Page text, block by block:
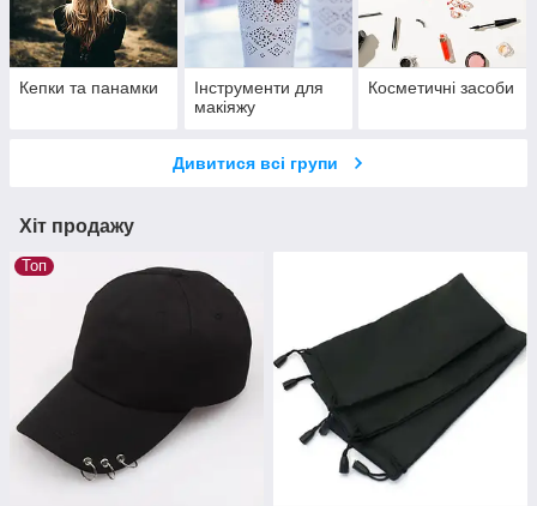
Кепки та панамки
Інструменти для
макіяжу
Косметичні засоби
Дивитися всі групи
Хіт продажу
Топ